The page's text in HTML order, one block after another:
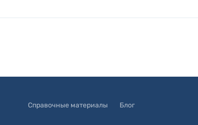
Справочные материалы Блог